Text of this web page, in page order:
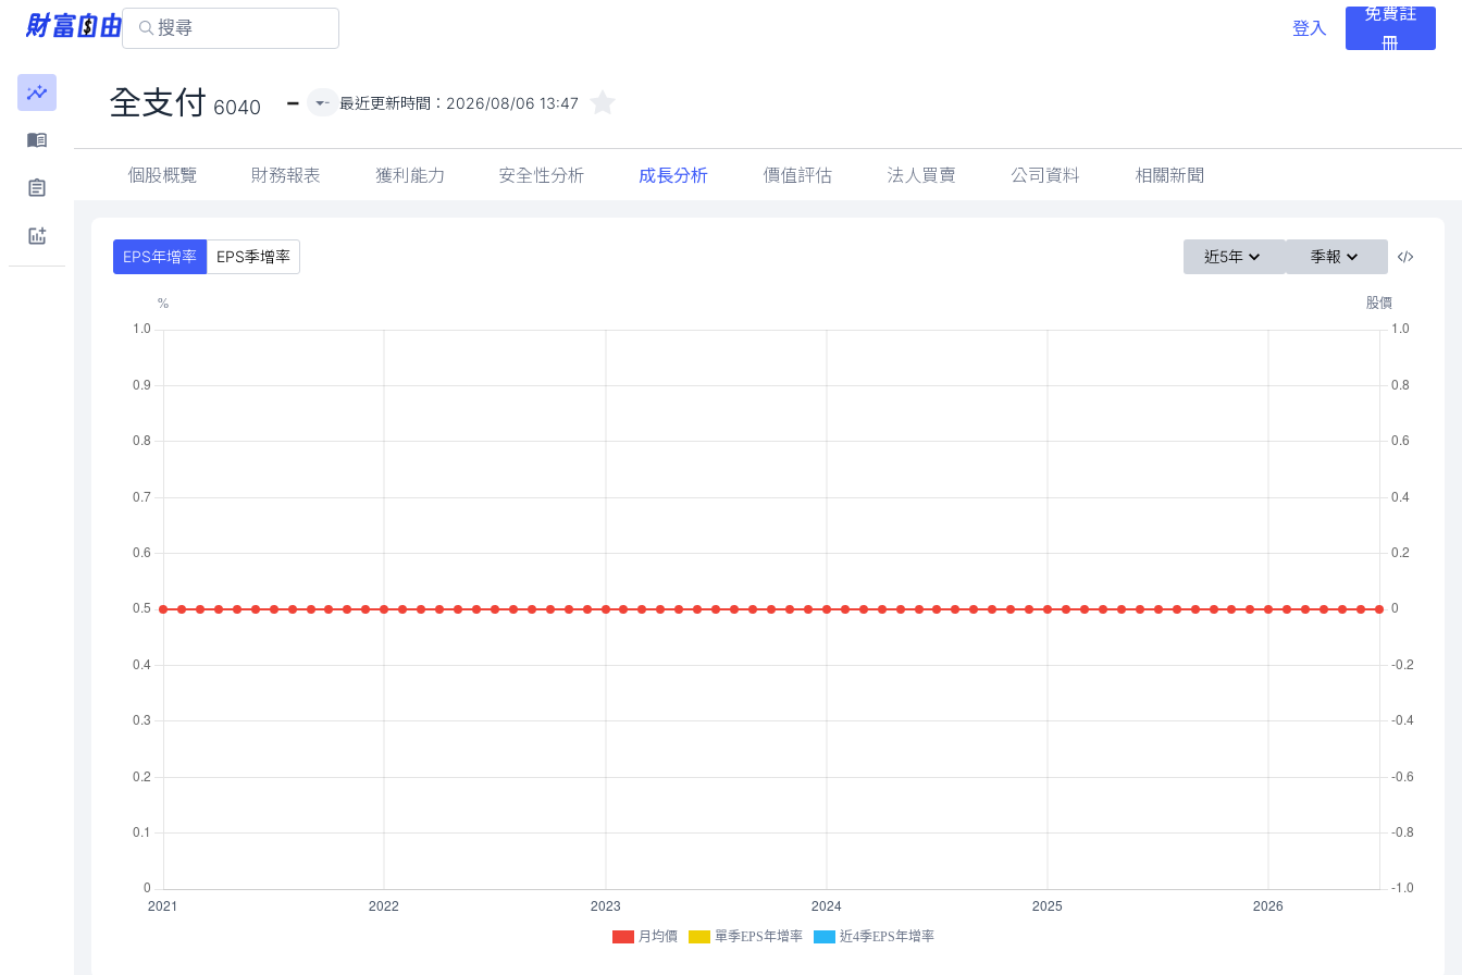
登入
免費註
冊
全支付 6040 - - 最近更新時間： 2026/08/06 13:47
個股概覽 財務報表 獲利能力 安全性分析 成長分析 價值評估 法人買賣 公司資料 相關新聞
EPS年增率 EPS季增率 近5年 季報
月均價 單季EPS年增率 近4季EPS年增率